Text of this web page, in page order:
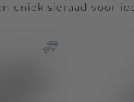
uniek sieraad voor